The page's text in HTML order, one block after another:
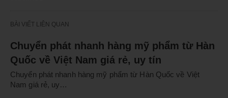
BÀI VIẾT LIÊN QUAN
Chuyển phát nhanh hàng mỹ phẩm từ Hàn
Quốc về Việt Nam giá rẻ, uy tín
Chuyển phát nhanh hàng mỹ phẩm từ Hàn Quốc về Việt
Nam giá rẻ, uy…